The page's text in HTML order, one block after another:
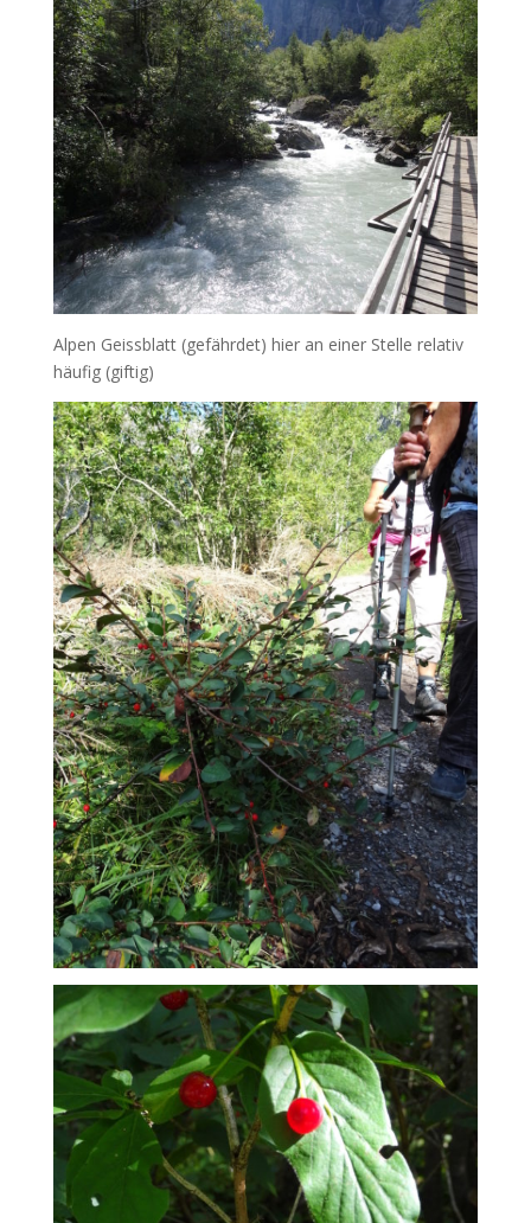
Alpen Geissblatt (gefährdet) hier an einer Stelle relativ
häufig (giftig)